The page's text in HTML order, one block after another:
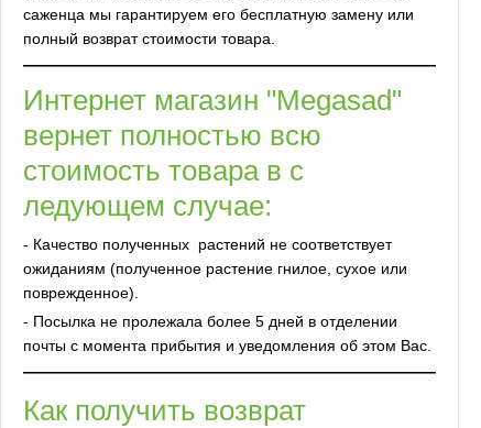
саженца мы гарантируем его бесплатную замену или
полный возврат стоимости товара.
Интернет магазин "Megasad"
вернет полностью всю
стоимость товара в с
ледующем случае:
- Качество полученных растений не соответствует
ожиданиям (полученное растение гнилое, сухое или
поврежденное).
- Посылка не пролежала более 5 дней в отделении
почты с момента прибытия и уведомления об этом Вас.
Как получить возврат